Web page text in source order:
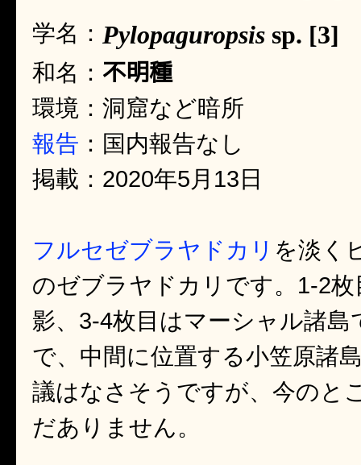
学名： Pylopaguropsis sp. [3]
和名： 不明種
環境：洞窟など暗所
報告 ：国内報告なし
掲載：2020年5月13日
フルセゼブラヤドカリ を淡く
のゼブラヤドカリです。1-2
影、3-4枚目はマーシャル諸
で、中間に位置する小笠原諸
議はなさそうですが、今のと
だありません。